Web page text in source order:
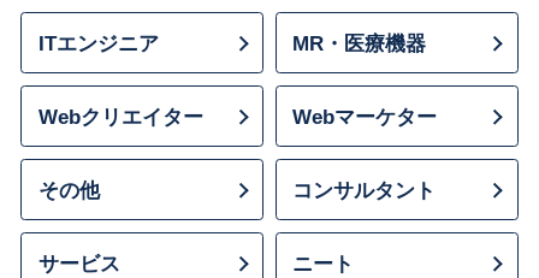
ITエンジニア MR・医療機器
Webクリエイター Webマーケター
その他 コンサルタント
サービス ニート